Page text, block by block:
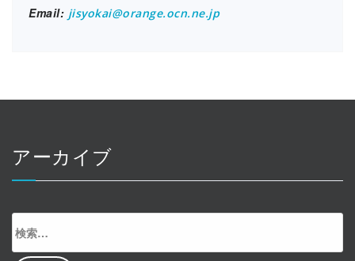
Email: jisyokai@orange.ocn.ne.jp
アーカイブ
検
索: